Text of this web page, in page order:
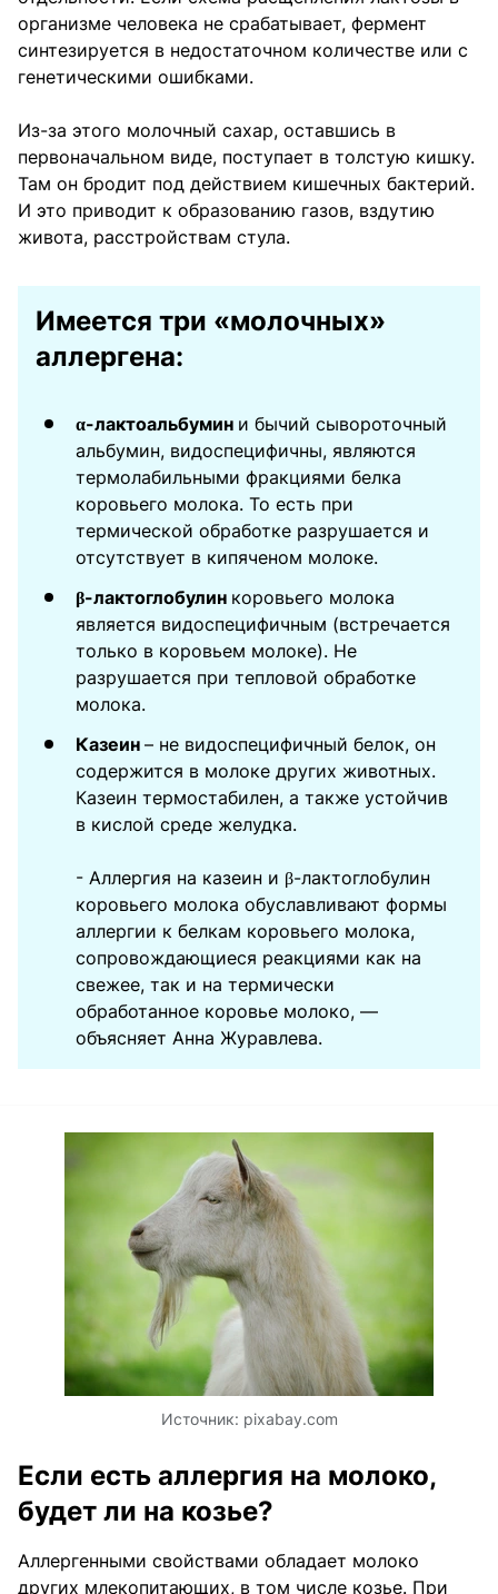
организме человека не срабатывает, фермент
синтезируется в недостаточном количестве или с
генетическими ошибками.
Из-за этого молочный сахар, оставшись в
первоначальном виде, поступает в толстую кишку.
Там он бродит под действием кишечных бактерий.
И это приводит к образованию газов, вздутию
живота, расстройствам стула.
Имеется три «молочных»
аллергена:
α-лактоальбумин и бычий сывороточный
альбумин, видоспецифичны, являются
термолабильными фракциями белка
коровьего молока. То есть при
термической обработке разрушается и
отсутствует в кипяченом молоке.
β-лактоглобулин коровьего молока
является видоспецифичным (встречается
только в коровьем молоке). Не
разрушается при тепловой обработке
молока.
Казеин – не видоспецифичный белок, он
содержится в молоке других животных.
Казеин термостабилен, а также устойчив
в кислой среде желудка.
- Аллергия на казеин и β-лактоглобулин
коровьего молока обуславливают формы
аллергии к белкам коровьего молока,
сопровождающиеся реакциями как на
свежее, так и на термически
обработанное коровье молоко, —
объясняет Анна Журавлева.
Источник: pixabay.com
Если есть аллергия на молоко,
будет ли на козье?
Аллергенными свойствами обладает молоко
других млекопитающих, в том числе козье. При